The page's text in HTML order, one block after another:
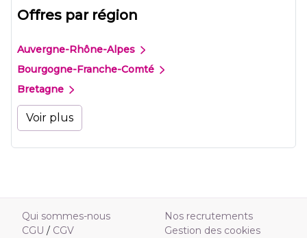
Offres par région
Auvergne-Rhône-Alpes
Bourgogne-Franche-Comté
Bretagne
Voir plus
Qui sommes-nous
CGU / CGV
Nos recrutements
Gestion des cookies